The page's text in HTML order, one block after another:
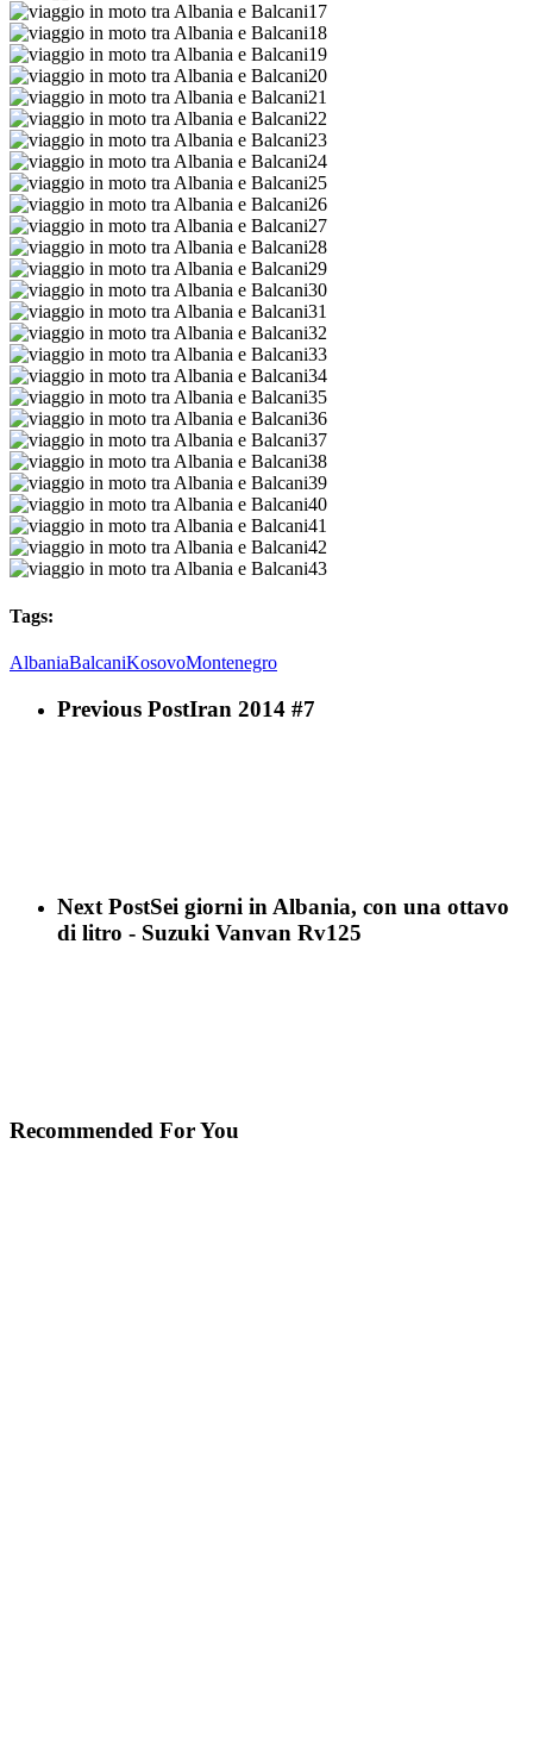
Balcani10
e
Balcani11
Albania
e
Balcani12
tra
Albania
e
Balcani13
moto
tra
Albania
e
Balcani14
in
moto
tra
Albania
e
Balcani15
viaggio
in
moto
tra
Albania
e
Balcani16
viaggio
in
moto
tra
Albania
e
Balcani17
viaggio
in
moto
tra
Albania
e
Balcani18
viaggio
in
moto
tra
Albania
e
Balcani19
viaggio
in
moto
tra
Albania
e
Balcani20
viaggio
in
moto
tra
Albania
e
Balcani21
viaggio
in
moto
tra
Albania
e
Balcani22
viaggio
in
moto
tra
Albania
e
Balcani23
viaggio
in
moto
tra
Albania
e
Balcani24
viaggio
in
moto
tra
Albania
e
Balcani25
viaggio
in
moto
tra
Albania
e
Balcani26
viaggio
in
moto
tra
Albania
e
Balcani27
viaggio
in
moto
tra
Albania
e
Balcani28
viaggio
in
moto
tra
Albania
e
Balcani29
viaggio
in
moto
tra
Albania
e
Balcani30
viaggio
in
moto
tra
Albania
e
Balcani31
viaggio
in
moto
tra
Albania
e
Balcani32
viaggio
in
moto
tra
Albania
e
Balcani33
viaggio
in
moto
tra
Albania
e
Balcani34
viaggio
in
moto
tra
Albania
e
Balcani35
viaggio
in
moto
tra
Albania
e
Balcani36
viaggio
in
moto
tra
Albania
e
viaggio
in
moto
tra
Albania
Balcani38
viaggio
in
moto
tra
e
Balcani39
viaggio
in
moto
Albania
Balcani40
viaggio
in
tra
Albania
e
Balcani41
viaggio
moto
Albania
e
Balcani42
in
moto
tra
Albania
Balcani43
Tags:
AlbaniaBalcaniKosovoMontenegro
Previous PostIran 2014 #7
Next PostSei giorni in Albania, con una ottavo
di litro - Suzuki Vanvan Rv125
Recommended For You